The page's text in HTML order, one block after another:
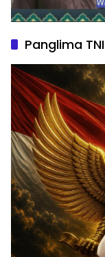
Panglima TNI